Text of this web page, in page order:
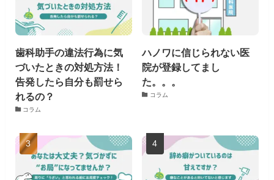
歯科助手の違法行為に気
づいたときの対処方法！
告発したら自分も罰せら
れるの？
コラム
ハノワに信じられない医
院が登録してまし
た。。。
コラム